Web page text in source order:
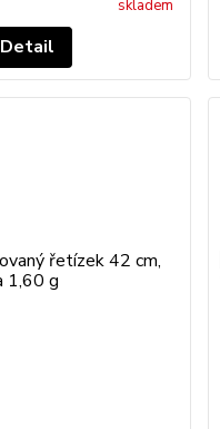
skladem
Detail